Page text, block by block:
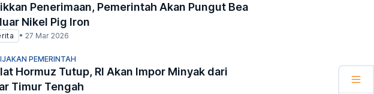
Penerimaan, Pemerintah Akan Pungut Bea
Nikel Pig Iron
• 27 Mar 2026
PEMERINTAH
Hormuz Tutup, RI Akan Impor Minyak dari
Timur Tengah